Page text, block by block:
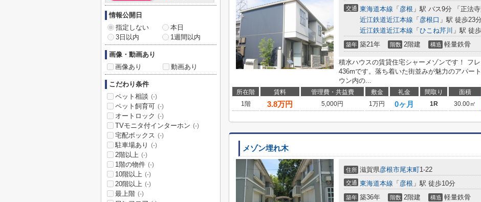
交通 東海道本線 「 彦根 」駅 バス9分 「正法
近江鉄道近江本線 「 彦根口 」駅 徒歩23分
近江鉄道近江本線 「 ひこね芹川 」駅 徒
築年 築21年 階数 2階建 構造 軽量鉄骨
積水ハウスの賃貸住宅シャーメゾンです！ フ
436mです。落ち着いた街並みが魅力のアパー
ウン内の...
所在階 賃料 管理費・共益費 敷金 礼金 間取り 面積
1階
3.8万円 5,000円 1万円 0ヶ月 1R 30.00㎡
メゾン埋れ木
住所 滋賀県彦根市尾末町1-22
交通 東海道本線 「 彦根 」駅 徒歩10分
築年 築36年 階数 2階建 構造 軽量鉄骨
情報公開日
指定しない
本日
3日以内
1週間以内
画像・動画あり
画像あり
動画あり
こだわり条件
ペット相談 (-)
ペット飼育可 (-)
オートロック (-)
TVモニタ付インターホン (-)
宅配ボックス (-)
駐車場あり (-)
2階以上 (-)
1階の物件 (-)
10階以上 (-)
20階以上 (-)
最上階 (-)